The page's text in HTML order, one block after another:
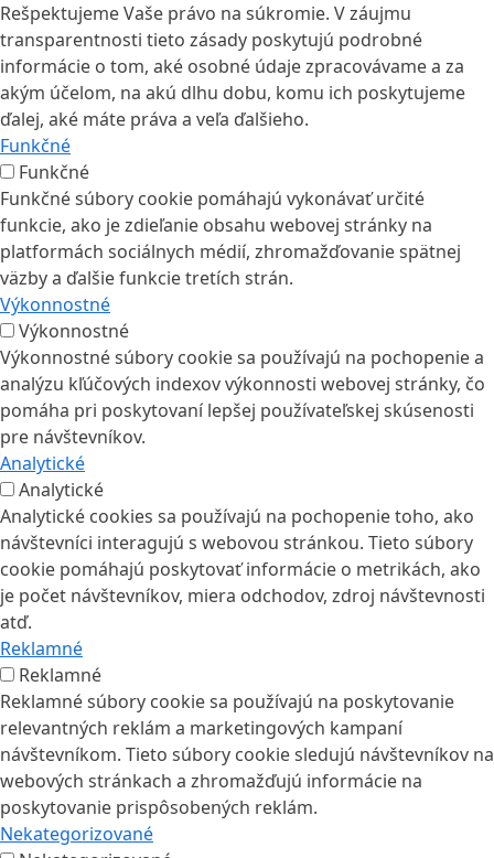
Rešpektujeme Vaše právo na súkromie. V záujmu
transparentnosti tieto zásady poskytujú podrobné
informácie o tom, aké osobné údaje zpracovávame a za
akým účelom, na akú dlhu dobu, komu ich poskytujeme
ďalej, aké máte práva a veľa ďalšieho.
Funkčné
Funkčné
Funkčné súbory cookie pomáhajú vykonávať určité
funkcie, ako je zdieľanie obsahu webovej stránky na
platformách sociálnych médií, zhromažďovanie spätnej
väzby a ďalšie funkcie tretích strán.
Výkonnostné
Výkonnostné
Výkonnostné súbory cookie sa používajú na pochopenie a
analýzu kľúčových indexov výkonnosti webovej stránky, čo
pomáha pri poskytovaní lepšej používateľskej skúsenosti
pre návštevníkov.
Analytické
Analytické
Analytické cookies sa používajú na pochopenie toho, ako
návštevníci interagujú s webovou stránkou. Tieto súbory
cookie pomáhajú poskytovať informácie o metrikách, ako
je počet návštevníkov, miera odchodov, zdroj návštevnosti
atď.
Reklamné
Reklamné
Reklamné súbory cookie sa používajú na poskytovanie
relevantných reklám a marketingových kampaní
návštevníkom. Tieto súbory cookie sledujú návštevníkov na
webových stránkach a zhromažďujú informácie na
poskytovanie prispôsobených reklám.
Nekategorizované